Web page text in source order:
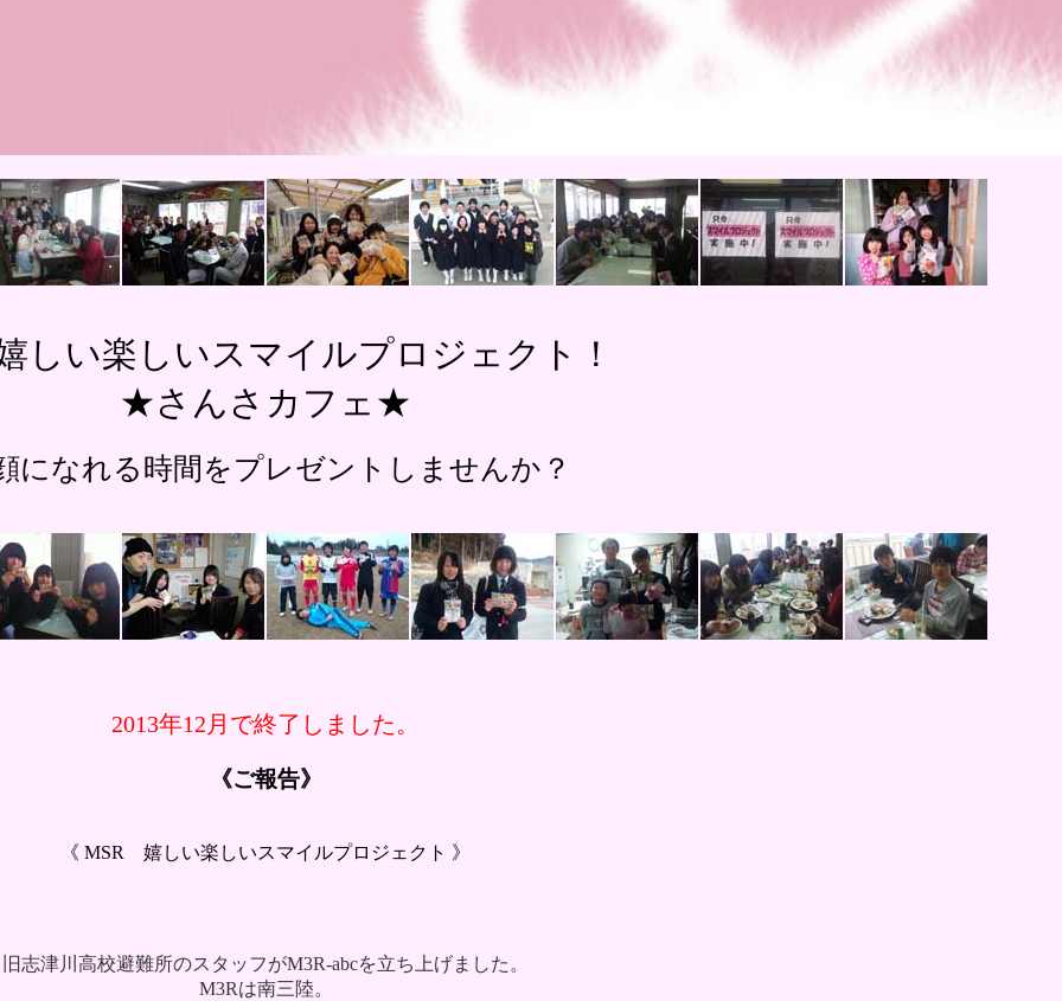
しい楽しいスマイルプロジェクト！
★さんさカフェ★
になれる時間をプレゼントしませんか？
2013年12月で終了しました。
《ご報告》
《 MSR 嬉しい楽しいスマイルプロジェクト 》
旧志津川高校避難所のスタッフがM3R-abcを立ち上げました。
M3Rは南三陸。